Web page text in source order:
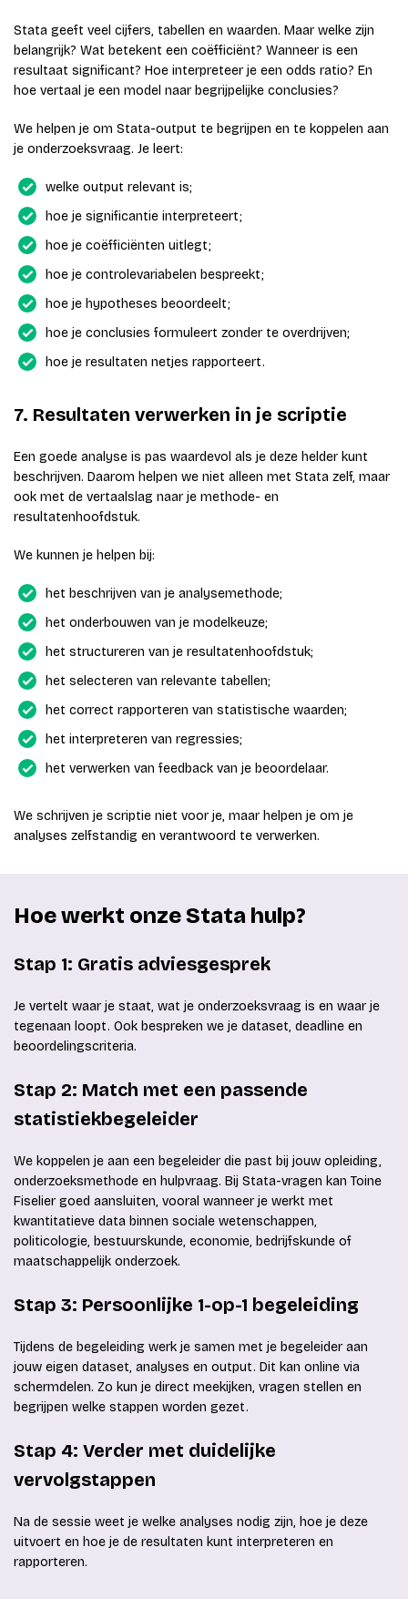
Stata geeft veel cijfers, tabellen en waarden. Maar welke zijn
belangrijk? Wat betekent een coëfficiënt? Wanneer is een
resultaat significant? Hoe interpreteer je een odds ratio? En
hoe vertaal je een model naar begrijpelijke conclusies?
We helpen je om Stata-output te begrijpen en te koppelen aan
je onderzoeksvraag. Je leert:
welke output relevant is;
hoe je significantie interpreteert;
hoe je coëfficiënten uitlegt;
hoe je controlevariabelen bespreekt;
hoe je hypotheses beoordeelt;
hoe je conclusies formuleert zonder te overdrijven;
hoe je resultaten netjes rapporteert.
7. Resultaten verwerken in je scriptie
Een goede analyse is pas waardevol als je deze helder kunt
beschrijven. Daarom helpen we niet alleen met Stata zelf, maar
ook met de vertaalslag naar je methode- en
resultatenhoofdstuk.
We kunnen je helpen bij:
het beschrijven van je analysemethode;
het onderbouwen van je modelkeuze;
het structureren van je resultatenhoofdstuk;
het selecteren van relevante tabellen;
het correct rapporteren van statistische waarden;
het interpreteren van regressies;
het verwerken van feedback van je beoordelaar.
We schrijven je scriptie niet voor je, maar helpen je om je
analyses zelfstandig en verantwoord te verwerken.
Hoe werkt onze Stata hulp?
Stap 1: Gratis adviesgesprek
Je vertelt waar je staat, wat je onderzoeksvraag is en waar je
tegenaan loopt. Ook bespreken we je dataset, deadline en
beoordelingscriteria.
Stap 2: Match met een passende
statistiekbegeleider
We koppelen je aan een begeleider die past bij jouw opleiding,
onderzoeksmethode en hulpvraag. Bij Stata-vragen kan Toine
Fiselier goed aansluiten, vooral wanneer je werkt met
kwantitatieve data binnen sociale wetenschappen,
politicologie, bestuurskunde, economie, bedrijfskunde of
maatschappelijk onderzoek.
Stap 3: Persoonlijke 1-op-1 begeleiding
Tijdens de begeleiding werk je samen met je begeleider aan
jouw eigen dataset, analyses en output. Dit kan online via
schermdelen. Zo kun je direct meekijken, vragen stellen en
begrijpen welke stappen worden gezet.
Stap 4: Verder met duidelijke
vervolgstappen
Na de sessie weet je welke analyses nodig zijn, hoe je deze
uitvoert en hoe je de resultaten kunt interpreteren en
rapporteren.